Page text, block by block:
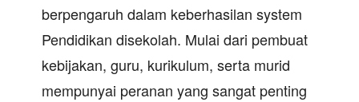
berpengaruh dalam keberhasilan system
Pendidikan disekolah. Mulai dari pembuat
kebijakan, guru, kurikulum, serta murid
mempunyai peranan yang sangat penting